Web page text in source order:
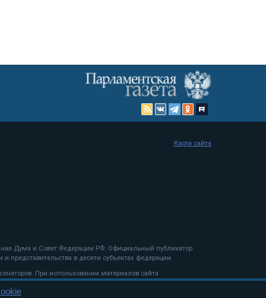
Дума и Совет Федерации РФ. Официальный публикатор
представительства в десяти субъектах федерации.
При использовании материалов сайта
Карта сайта